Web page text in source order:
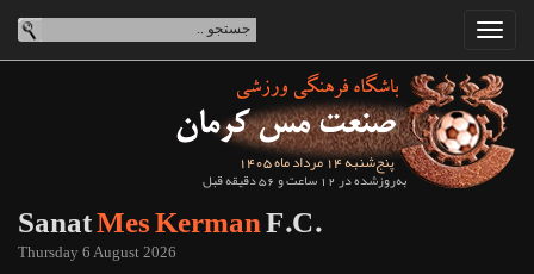
پنج‌شنبه 14 مرداد ماه 1405
به‌روزشده در 12 ساعت و 56 دقیقه قبل
SanatMes KermanF.C.
Thursday 6 August 2026